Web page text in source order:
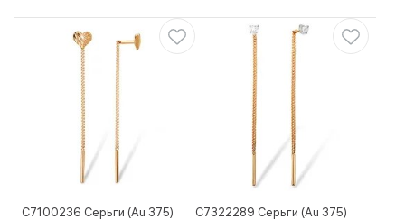
С7100236 Серьги (Au 375) С7322289 Серьги (Au 375)